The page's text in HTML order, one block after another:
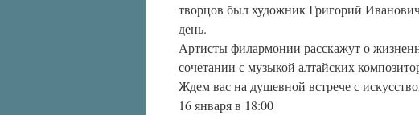
творцов был художник Григорий
день.
Артисты филармонии расскажут о
сочетании с музыкой алтайских
Ждем вас на душевной встрече с
16 января в 18:00